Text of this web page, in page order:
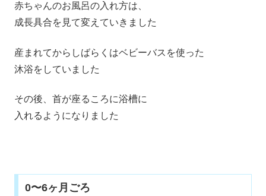
赤ちゃんのお風呂の入れ方は、
成長具合を見て変えていきました
産まれてからしばらくはベビーバスを使った
沐浴をしていました
その後、首が座るころに浴槽に
入れるようになりました
0〜6ヶ月ごろ